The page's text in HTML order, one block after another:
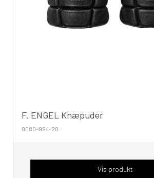
F. ENGEL Knæpuder
9080-994-20
Vis produkt